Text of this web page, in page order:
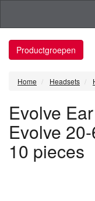
Productgroepen
Home Headsets
Evolve
Evolve
10 pieces